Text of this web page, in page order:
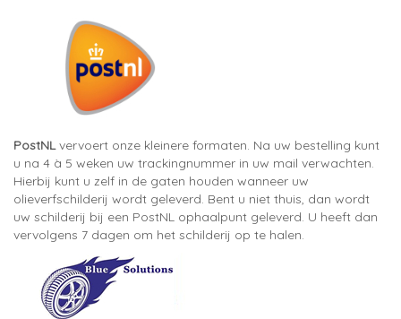
PostNLvervoert onze kleinere formaten. Na uw bestelling kunt
u na 4 à 5 weken uw trackingnummer in uw mail verwachten.
Hierbij kunt u zelf in de gaten houden wanneer uw
olieverfschilderij wordt geleverd. Bent u niet thuis, dan wordt
uw schilderij bij een PostNL ophaalpunt geleverd. U heeft dan
vervolgens 7 dagen om het schilderij op te halen.